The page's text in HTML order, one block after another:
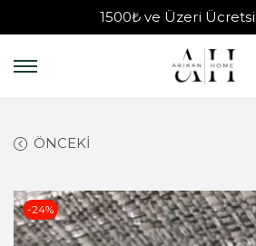
1500₺ ve Üzeri
ÖNCEKI
-24%